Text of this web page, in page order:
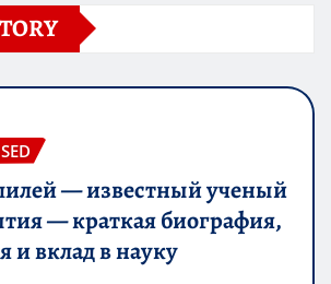
— известный ученый
— краткая биография,
и вклад в науку